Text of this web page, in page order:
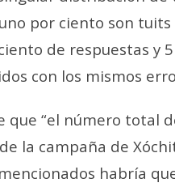
por ciento son
de respuestas y
con los mismos
que “el número total
de la campaña de
habría